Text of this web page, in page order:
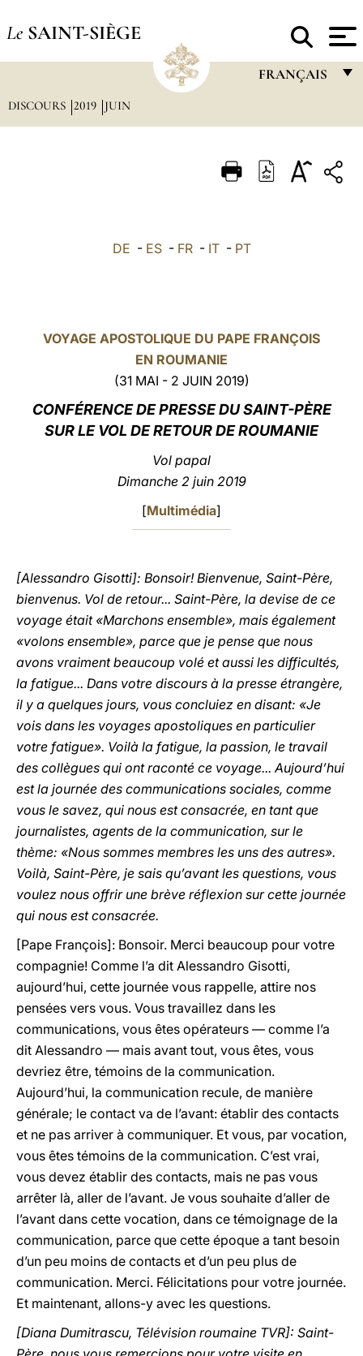
Le SAINT-SIÈGE
FRANÇAIS
ITALIANO
DISCOURS 2019 JUIN
DE - ES- FR- IT- PT
VOYAGE APOSTOLIQUE DU PAPE FRANÇOIS
EN ROUMANIE
(31 MAI - 2 JUIN 2019)
CONFÉRENCE DE PRESSE DU SAINT-PÈRE
SUR LE VOL DERETOUR DE ROUMANIE
Vol papal
Dimanche 2 juin 2019
[Multimédia]
[Alessandro Gisotti]: Bonsoir! Bienvenue, Saint-Père,
bienvenus. Vol de retour... Saint-Père, la devise de ce
voyage était «Marchons ensemble», mais également
«volons ensemble», parce que je pense que nous
avons vraiment beaucoup volé et aussi les difficultés,
la fatigue... Dans votre discours à la presse étrangère,
il y a quelques jours, vous concluiez en disant: «Je
vois dans les voyages apostoliques en particulier
votre fatigue». Voilà la fatigue, la passion, le travail
des collègues qui ont raconté ce voyage... Aujourd’hui
est la journée des communications sociales, comme
vous le savez, qui nous est consacrée, en tant que
journalistes, agents de la communication, sur le
thème: «Nous sommes membres les uns des autres».
Voilà, Saint-Père, je sais qu’avant les questions, vous
voulez nous offrir une brève réflexion sur cette journée
qui nous est consacrée.
[Pape François]: Bonsoir. Merci beaucoup pour votre
compagnie! Comme l’a dit Alessandro Gisotti,
aujourd’hui, cette journée vous rappelle, attire nos
pensées vers vous. Vous travaillez dans les
communications, vous êtes opérateurs — comme l’a
dit Alessandro — mais avant tout, vous êtes, vous
devriez être, témoins de la communication.
Aujourd’hui, la communication recule, de manière
générale; le contact va de l’avant: établir des contacts
et ne pas arriver à communiquer. Et vous, par vocation,
vous êtes témoins de la communication. C’est vrai,
vous devez établir des contacts, mais ne pas vous
arrêter là, aller de l’avant. Je vous souhaite d’aller de
l’avant dans cette vocation, dans ce témoignage de la
communication, parce que cette époque a tant besoin
d’un peu moins de contacts et d’un peu plus de
communication. Merci. Félicitations pour votre journée.
Et maintenant, allons-y avec les questions.
[Diana Dumitrascu, Télévision roumaine TVR]: Saint-